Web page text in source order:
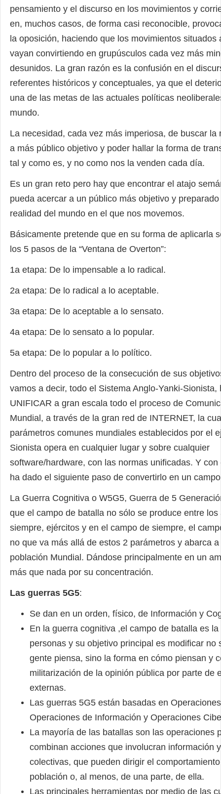
pensamiento y el discurso en los movimientos y
en, muchos casos, de forma casi reconocible,
la oposición, haciendo que los movimientos situados
vayan convirtiendo en grupúsculos cada vez más
desunidos. La gran razón es la confusión en el
referentes históricos y conceptuales, ya que el
una de las metas de las actuales políticas
mundo.
La necesidad, cada vez más imperiosa, de buscar la
a más público objetivo y poder hallar la forma de
tal y como es, y no como nos la venden cada día.
Es un gran reto pero hay que encontrar el atajo
pueda acercar a un público más objetivo y
realidad del mundo en el que nos movemos.
Básicamente pretende que en su forma de aplicarla
los 5 pasos de la “Ventana de Overton”:
1a etapa: De lo impensable a lo radical.
2a etapa: De lo radical a lo aceptable.
3a etapa: De lo aceptable a lo sensato.
4a etapa: De lo sensato a lo popular.
5a etapa: De lo popular a lo político.
Dentro del proceso de la consecución de sus
vamos a decir, todo el Sistema Anglo-Yanki-Sionista,
UNIFICAR a gran escala todo el proceso de
Mundial, a través de la gran red de INTERNET, la
parámetros comunes mundiales establecidos por el
Sionista opera en cualquier lugar y sobre cualquier
software/hardware, con las normas unificadas. Y con
ha dado el siguiente paso de convertirlo en un
La Guerra Cognitiva o W5G5, Guerra de 5
que el campo de batalla no sólo se produce entre los
siempre, ejércitos y en el campo de siempre, el
no que va más allá de estos 2 parámetros y abarca
población Mundial. Dándose principalmente en un
más que nada por su concentración.
Las guerras 5G5:
Se dan en un orden, físico, de Información y
En la guerra cognitiva ,el campo de batalla es
personas y su objetivo principal es modificar no
gente piensa, sino la forma en cómo piensan y
militarización de la opinión pública por parte de
externas.
Las guerras 5G5 están basadas en
Operaciones de Información y Operaciones
La mayoría de las batallas son las operaciones
combinan acciones que involucran información
colectivas, que pueden dirigir el
población o, al menos, de una parte, de ella.
Las principales herramientas por medio de las